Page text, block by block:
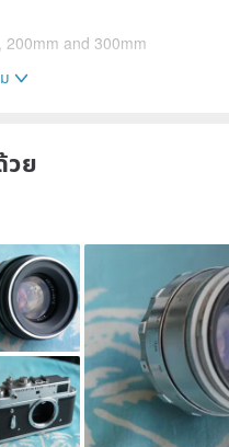
and 300mm
pull zoom ring
1.5m (5') for all zoom
time
when you receive
วย